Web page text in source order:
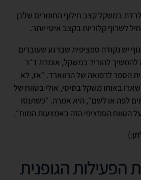
במשקל קצב חילוף החומרים שלכן
לשרוף קלוריות בקצב איטי יותר.
יש נקודה ספציפית שברגע שעוברים
להמשיך להוריד במשקל, אומרת ד״ר
הספר לרפואה של הרווארד. ״אז, לא
באותו משקל בסיסי, אולי בטווח של
לפה או לשם״, היא אמרה. ״כשתנסו
הטווח הספציפי הזה באמצעות המוח״.
הפעילות הגופנית